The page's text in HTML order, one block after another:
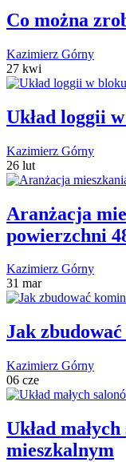
Co można
Kazimierz Górny
27 kwi
Układ loggii
Kazimierz Górny
26 lut
Aranżacja
powierzchni
Kazimierz Górny
31 mar
Jak
Kazimierz Górny
06 cze
Układ
mieszkalnym